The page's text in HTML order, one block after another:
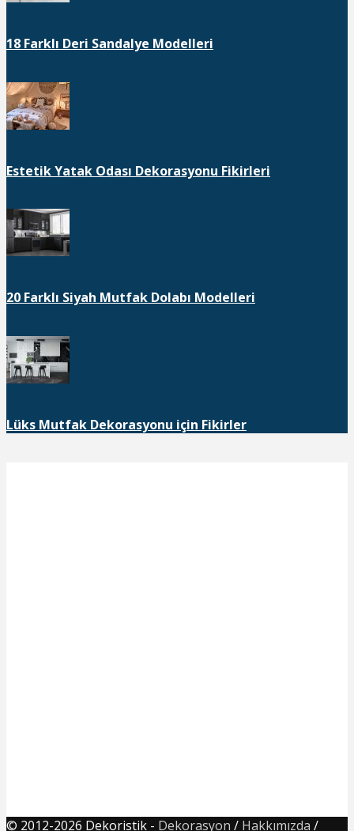
18 Farklı Deri Sandalye Modelleri
Estetik Yatak Odası Dekorasyonu Fikirleri
20 Farklı Siyah Mutfak Dolabı Modelleri
Lüks Mutfak Dekorasyonu için Fikirler
© 2012-2026 Dekoristik - Dekorasyon / Hakkımızda /